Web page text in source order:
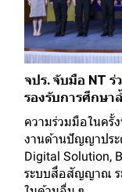
จปร. จับมือ NT
รองรับการศึกษา
ความร่วมมือในครั้
งานด้านปัญญาประ
Digital Solution,
ระบบสื่อสัญญาณ ร